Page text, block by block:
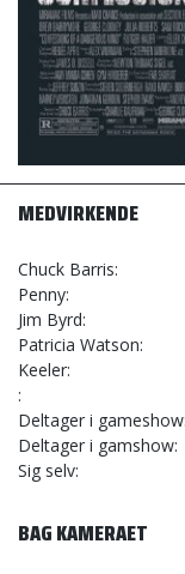
MEDVIRKENDE
Chuck Barris
Penny
Jim Byrd
Patricia Watson
Keeler
Deltager i gameshow
Deltager i gamshow
Sig selv
BAG KAMERAET